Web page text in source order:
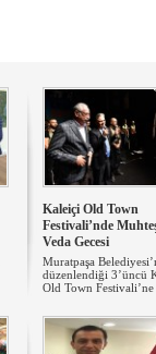
Kaleiçi Old Town
Festivali’nde
Veda Gecesi
Muratpaşa
düzenlendiği 3’üncü
Old Town